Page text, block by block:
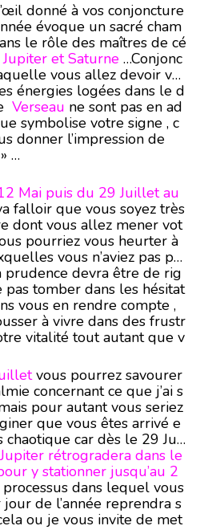
donné à vos conjoncture
évoque un sacré cham
le rôle des maîtres de cé
Jupiter et Saturne …Conjonc
vous allez devoir vo
énergies logées dans le d
Verseau ne sont pas en ad
symbolise votre signe , c
donner l’impression de
…
Mai puis du 29 Juillet au
falloir que vous soyez très
dont vous allez mener vot
pourriez vous heurter à
vous n’aviez pas pe
prudence devra être de rig
tomber dans les hésitat
vous en rendre compte ,
à vivre dans des frustr
vitalité tout autant que v
vous pourrez savourer
concernant ce que j’ai s
pour autant vous seriez
que vous êtes arrivé e
chaotique car dès le 29 Juil
Jupiter rétrogradera dans le
y stationner jusqu’au 2
dans lequel vous
de l’année reprendra s
ou je vous invite de met